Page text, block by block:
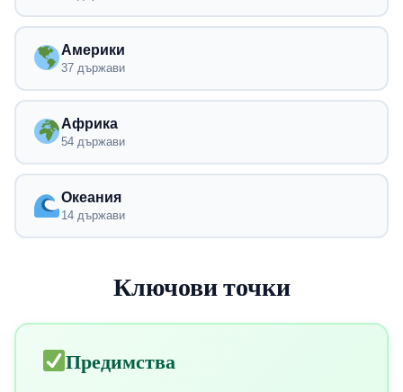
Америки
37 държави
Африка
54 държави
Океания
14 държави
Ключови точки
Предимства